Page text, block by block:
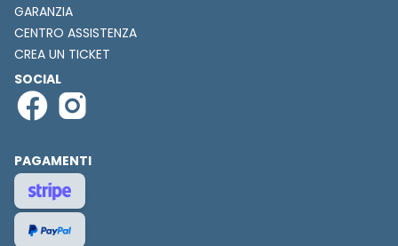
GARANZIA
CENTRO ASSISTENZA
CREA UN TICKET
SOCIAL
PAGAMENTI